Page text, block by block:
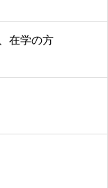
在学の方